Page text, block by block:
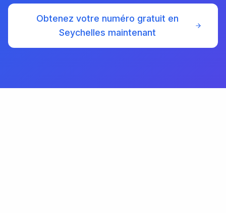
Obtenez votre numéro gratuit en
Seychelles maintenant